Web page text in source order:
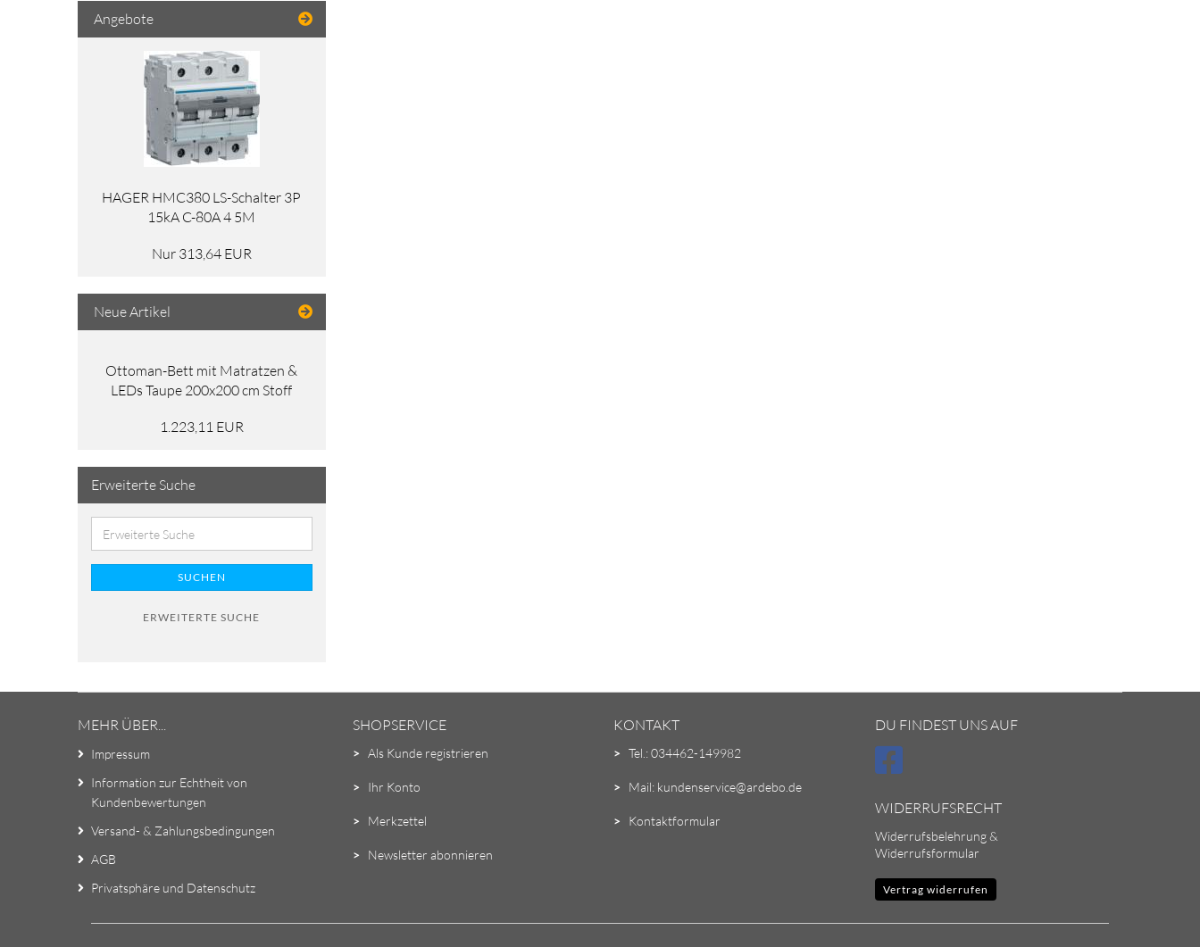
Angebote
HAGER HMC380 LS-Schalter 3P
15kA C-80A 4 5M
Nur 313,64 EUR
Neue Artikel
Ottoman-Bett mit Matratzen &
LEDs Taupe 200x200 cm Stoff
1.223,11 EUR
Erweiterte Suche
SUCHEN
ERWEITERTE SUCHE
MEHR ÜBER...
Impressum
Information zur Echtheit von
Kundenbewertungen
Versand- & Zahlungsbedingungen
AGB
Privatsphäre und Datenschutz
SHOPSERVICE
> Als Kunde registrieren
> Ihr Konto
> Merkzettel
> Newsletter abonnieren
KONTAKT
> Tel.: 034462-149982
> Mail: kundenservice@ardebo.de
> Kontaktformular
DU FINDEST UNS AUF
WIDERRUFSRECHT
Widerrufsbelehrung &
Widerrufsformular
Vertrag widerrufen